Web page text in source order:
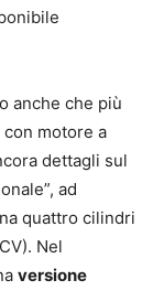
anche che più
motore a
dettagli sul
ad
quattro cilindri
Nel
versione